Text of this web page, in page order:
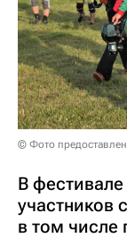
© Фото
В
участников
в том числе